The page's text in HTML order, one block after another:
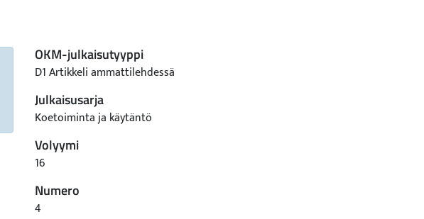
OKM-julkaisutyyppi
D1 Artikkeli ammattilehdessä
Julkaisusarja
Koetoiminta ja käytäntö
Volyymi
16
Numero
4